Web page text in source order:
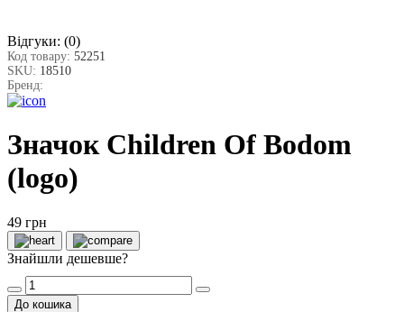
Відгуки: (0)
Код товару: 52251
SKU: 18510
Бренд:
Значок Children Of Bodom
(logo)
49 грн
Знайшли дешевше?
До кошика